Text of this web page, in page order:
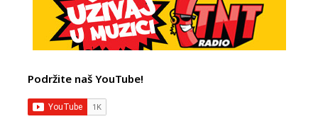
Podržite naš YouTube!